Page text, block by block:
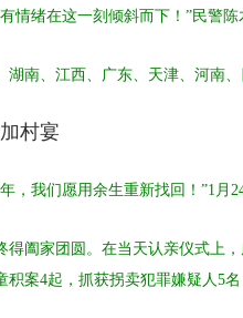
情绪在这一刻倾斜而下！”民警陈
南、江西、广东、天津、河南、
村宴
，我们愿用余生重新找回！”1月
阖家团圆。在当天认亲仪式上
案4起，抓获拐卖犯罪嫌疑人5名